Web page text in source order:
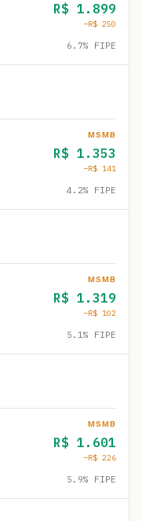
R$ 1.899
−R$ 250
6.7% FIPE
MSMB
R$ 1.353
−R$ 141
4.2% FIPE
MSMB
R$ 1.319
−R$ 102
5.1% FIPE
MSMB
R$ 1.601
−R$ 226
5.9% FIPE